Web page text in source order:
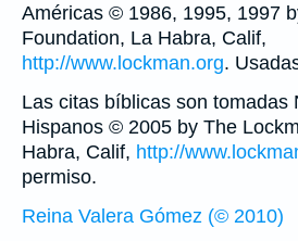
Américas © 1986, 1995, 1997
Foundation, La Habra, Calif,
http://www.lockman.org.
Las citas bíblicas son tomadas
Hispanos © 2005 by The
Habra, Calif, http://
permiso.
Reina Valera Gómez (© 2010)